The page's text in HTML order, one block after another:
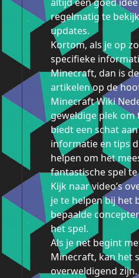
regelmatig te
updates.
Kortom, als je op
specifieke
Minecraft, dan is
artikelen op de
Minecraft Wiki
geweldige plek om
biedt een schat
informatie en tips
helpen om het
fantastische spel
Kijk naar video’s
je te helpen bij het
bepaalde
het spel.
Als je net begint
Minecraft, kan het
overweldigend zijn.